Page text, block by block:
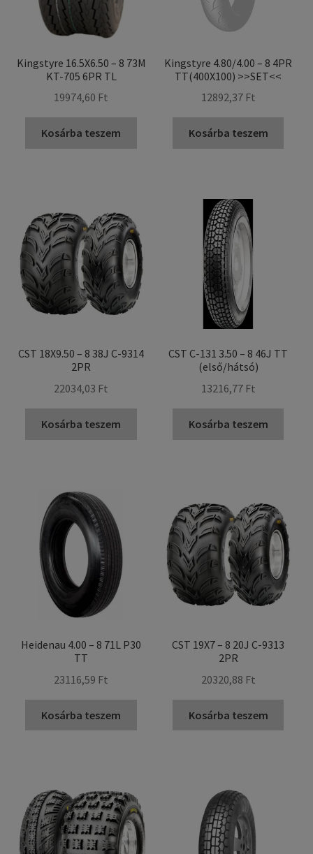
Kingstyre 16.5X6.50 – 8 73M
KT-705 6PR TL
19974,60 Ft
Kosárba teszem
Kingstyre 4.80/4.00 – 8 4PR
TT(400X100) >>SET<<
12892,37 Ft
Kosárba teszem
CST 18X9.50 – 8 38J C-9314
2PR
22034,03 Ft
Kosárba teszem
CST C-131 3.50 – 8 46J TT
(első/hátsó)
13216,77 Ft
Kosárba teszem
Heidenau 4.00 – 8 71L P30
TT
23116,59 Ft
Kosárba teszem
CST 19X7 – 8 20J C-9313
2PR
20320,88 Ft
Kosárba teszem